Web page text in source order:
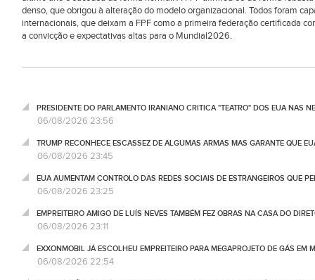
denso, que obrigou à alteração do modelo organizacional. Todos foram
internacionais, que deixam a FPF como a primeira federação certificada
a convicção e expectativas altas para o Mundial2026.
PRESIDENTE DO PARLAMENTO IRANIANO CRITICA "TEATRO" DOS EUA NAS
06/08/2026 23:56
TRUMP RECONHECE ESCASSEZ DE ALGUMAS ARMAS MAS GARANTE QUE
06/08/2026 23:45
EUA AUMENTAM CONTROLO DAS REDES SOCIAIS DE ESTRANGEIROS QUE
06/08/2026 23:25
EMPREITEIRO AMIGO DE LUÍS NEVES TAMBÉM FEZ OBRAS NA CASA DO
06/08/2026 23:11
EXXONMOBIL JÁ ESCOLHEU EMPREITEIRO PARA MEGAPROJETO DE GÁS EM
06/08/2026 22:54